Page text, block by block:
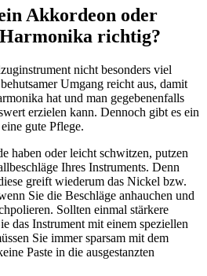
Akkordeon oder
richtig?
nicht besonders viel
Umgang reicht aus, damit
hat und man gegebenenfalls
erzielen kann. Dennoch gibt es ein
gute Pflege.
haben oder leicht schwitzen, putzen
Ihres Instruments. Denn
greift wiederum das Nickel bzw.
Sie die Beschläge anhauchen und
Sollten einmal stärkere
das Instrument mit einem speziellen
Sie immer sparsam mit dem
Paste in die ausgestanzten